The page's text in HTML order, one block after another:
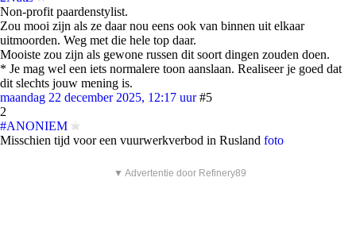
Non-profit paardenstylist.
Zou mooi zijn als ze daar nou eens ook van binnen uit elkaar
uitmoorden. Weg met die hele top daar.
Mooiste zou zijn als gewone russen dit soort dingen zouden doen.
* Je mag wel een iets normalere toon aanslaan. Realiseer je goed dat
dit slechts jouw mening is.
maandag 22 december 2025, 12:17 uur #5
2
#ANONIEM
Misschien tijd voor een vuurwerkverbod in Rusland foto
▼ Advertentie door Refinery89